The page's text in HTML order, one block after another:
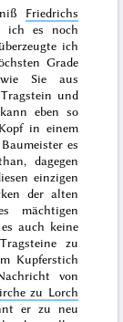
Friedrichs
ich es noch
ich
Grade
Sie aus
und
eben so
in einem
es
dagegen
einzigen
der alten
mächtigen
auch keine
zu
Kupferstich
von
zu Lorch
er zu neu